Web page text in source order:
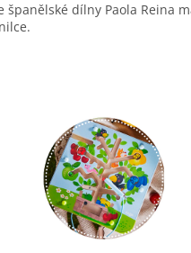
španělské dílny Paola Reina